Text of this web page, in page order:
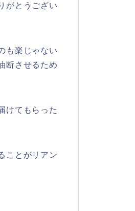
がとうござい
も楽じゃない
断させるため
けてもらった
ことがリアン